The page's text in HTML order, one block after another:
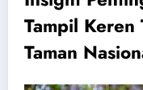
Tampil Keren
Taman